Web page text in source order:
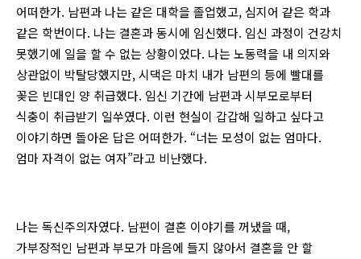
어떠한가. 남편과 나는 같은 대학을 졸업했고, 심지어 같은 학과
같은 학번이다. 나는 결혼과 동시에 임신했다. 임신 과정이 건강치
못했기에 일을 할 수 없는 상황이었다. 나는 노동력을 내 의지와
상관없이 박탈당했지만, 시댁은 마치 내가 남편의 등에 빨대를
꽂은 빈대인 양 취급했다. 임신 기간에 남편과 시부모로부터
식충이 취급받기 일쑤였다. 이런 현실이 갑갑해 일하고 싶다고
이야기하면 돌아온 답은 어떠한가. “너는 모성이 없는 엄마다.
엄마 자격이 없는 여자”라고 비난했다.
나는 독신주의자였다. 남편이 결혼 이야기를 꺼냈을 때,
가부장적인 남편과 부모가 마음에 들지 않아서 결혼을 안 할